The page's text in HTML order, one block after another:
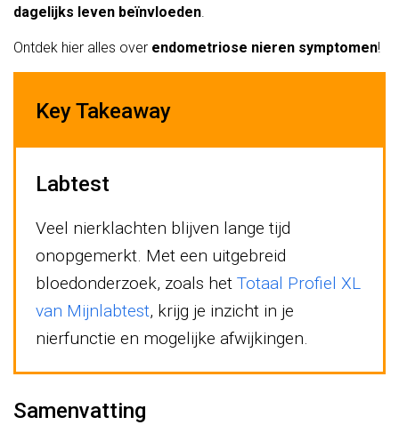
dagelijks leven beïnvloeden.
Ontdek hier alles over endometriose nieren symptomen!
Key Takeaway
Labtest
Veel nierklachten blijven lange tijd
onopgemerkt. Met een uitgebreid
bloedonderzoek, zoals het Totaal Profiel XL
van Mijnlabtest, krijg je inzicht in je
nierfunctie en mogelijke afwijkingen.
Samenvatting